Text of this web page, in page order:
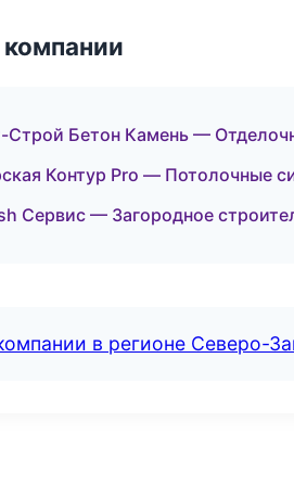
Строй Бетон Камень —
Контур Pro — Потолочные
Сервис — Загородное
в регионе Северо-